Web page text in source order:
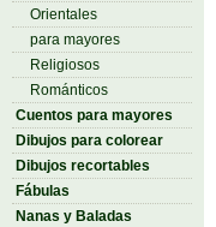
Orientales
para mayores
Religiosos
Románticos
Cuentos para mayores
Dibujos para colorear
Dibujos recortables
Fábulas
Nanas y Baladas